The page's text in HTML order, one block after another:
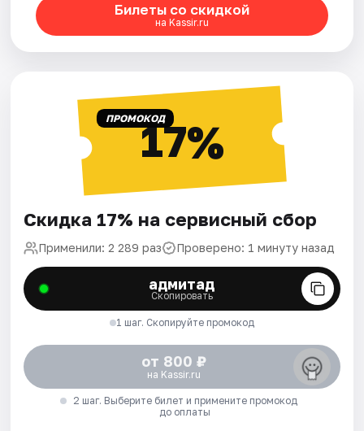
Билеты со скидкой
на Kassir.ru
ПРОМОКОД17%
Скидка 17% на сервисный сбор
Применили: 2 289 раз Проверено: 1 минуту назад
адмитад
Скопировать
1 шаг. Скопируйте промокод
от 800 ₽
на Kassir.ru
2 шаг. Выберите билет и примените промокод
до оплаты